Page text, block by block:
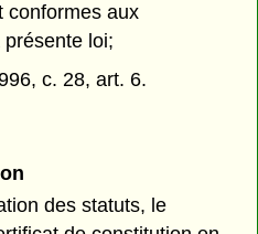
conformes aux
loi;
c. 28, art. 6.
des statuts, le